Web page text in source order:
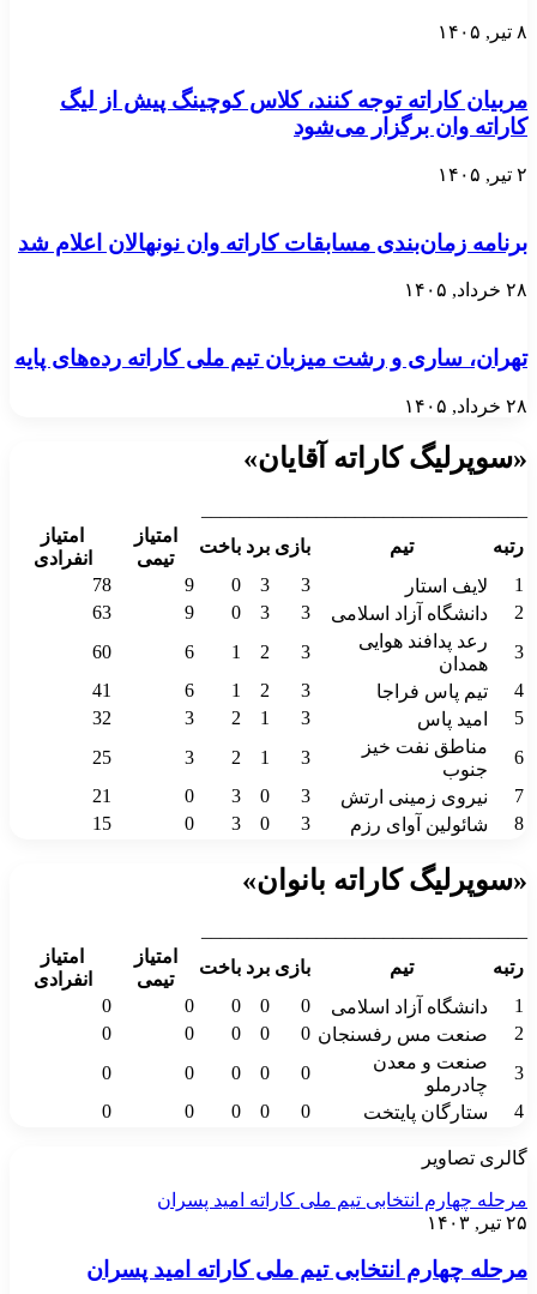
۸ تیر, ۱۴۰۵
مربیان کاراته توجه کنند، کلاس کوچینگ پیش از لیگ
کاراته وان برگزار می‌شود
۲ تیر, ۱۴۰۵
برنامه زمان‌بندی مسابقات کاراته وان نونهالان اعلام شد
۲۸ خرداد, ۱۴۰۵
تهران، ساری و رشت میزبان تیم ملی کاراته رده‌های پایه
۲۸ خرداد, ۱۴۰۵
«سوپرلیگ کاراته آقایان»
رتبه
تیم بازی برد باخت
امتیاز
تیمی
امتیاز
انفرادی
1
لایف استار 3
3
0
9
78
2
دانشگاه آزاد اسلامی 3
3
0
9
63
3
رعد پدافند هوایی
همدان
3
2
1
6
60
4
تیم پاس فراجا 3
2
1
6
41
5
امید پاس 3
1
2
3
32
6
مناطق نفت خیز
جنوب
3
1
2
3
25
7
نیروی زمینی ارتش 3
0
3
0
21
8
شائولین آوای رزم 3
0
3
0
15
«سوپرلیگ کاراته بانوان»
رتبه
تیم بازی برد باخت
امتیاز
تیمی
امتیاز
انفرادی
1
دانشگاه آزاد اسلامی 0
0
0
0
0
2
صنعت مس رفسنجان 0
0
0
0
0
3
صنعت و معدن
چادرملو
0
0
0
0
0
4
ستارگان پایتخت 0
0
0
0
0
گالری تصاویر
مرحله چهارم انتخابی تیم ملی کاراته امید پسران
۲۵ تیر, ۱۴۰۳
مرحله چهارم انتخابی تیم ملی کاراته امید پسران